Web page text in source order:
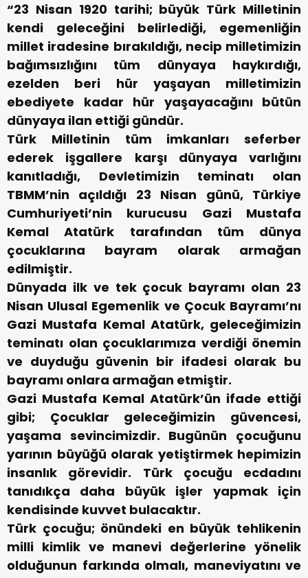
“23 Nisan 1920 tarihi; büyük Türk Milletinin
kendi geleceğini belirlediği, egemenliğin
millet iradesine bırakıldığı, necip milletimizin
bağımsızlığını tüm dünyaya haykırdığı,
ezelden beri hür yaşayan milletimizin
ebediyete kadar hür yaşayacağını bütün
dünyaya ilan ettiği gündür.
Türk Milletinin tüm imkanları seferber
ederek işgallere karşı dünyaya varlığını
kanıtladığı, Devletimizin teminatı olan
TBMM’nin açıldığı 23 Nisan günü, Türkiye
Cumhuriyeti’nin kurucusu Gazi Mustafa
Kemal Atatürk tarafından tüm dünya
çocuklarına bayram olarak armağan
edilmiştir.‬
‪Dünyada ilk ve tek çocuk bayramı olan 23
Nisan Ulusal Egemenlik ve Çocuk Bayramı’nı
Gazi Mustafa Kemal Atatürk, geleceğimizin
teminatı olan çocuklarımıza verdiği önemin
ve duyduğu güvenin bir ifadesi olarak bu
bayramı onlara armağan etmiştir. ‬
Gazi Mustafa Kemal Atatürk’ün ifade ettiği
gibi; Çocuklar geleceğimizin güvencesi,
yaşama sevincimizdir. Bugünün çocuğunu
yarının büyüğü olarak yetiştirmek hepimizin
insanlık görevidir. Türk çocuğu ecdadını
tanıdıkça daha büyük işler yapmak için
kendisinde kuvvet bulacaktır.
Türk çocuğu; önündeki en büyük tehlikenin
milli kimlik ve manevi değerlerine yönelik
olduğunun farkında olmalı, maneviyatını ve